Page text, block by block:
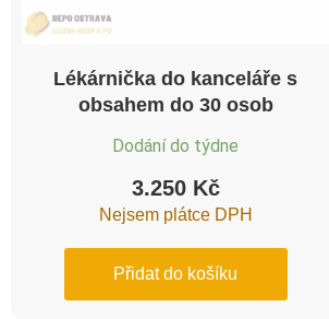
Lékárnička do kanceláře s
obsahem do 30 osob
Dodání do týdne
3.250 Kč
Nejsem plátce DPH
Přidat do košíku